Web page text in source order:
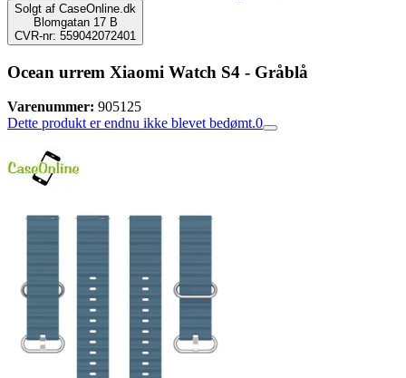
Solgt af CaseOnline.dk
Blomgatan 17 B
CVR-nr: 559042072401
Ocean urrem Xiaomi Watch S4 - Gråblå
Varenummer: 905125
Dette produkt er endnu ikke blevet bedømt.0